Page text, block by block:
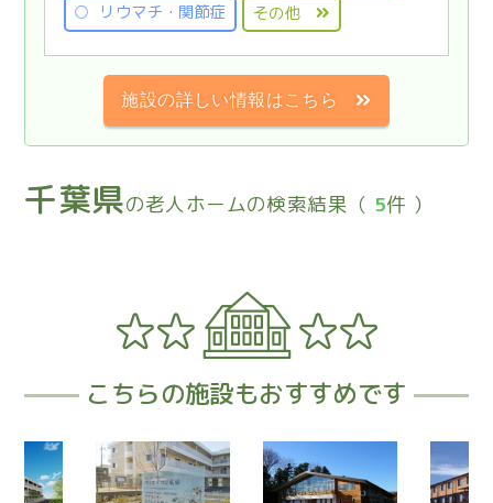
リウマチ・関節症
その他
施設の詳しい情報はこちら
千葉県の老人ホームの検索結果（ 5件 ）
こちらの施設もおすすめです